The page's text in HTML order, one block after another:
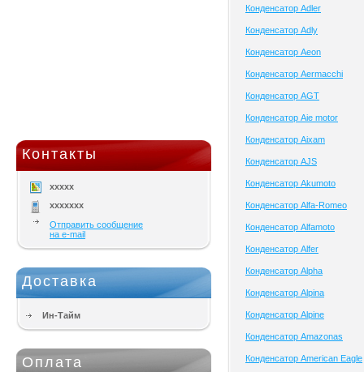
Контакты
xxxxx
xxxxxxx
Отправить сообщение
на e-mail
Доставка
Ин-Тайм
Оплата
Конденсатор Adler
Конденсатор Adly
Конденсатор Aeon
Конденсатор Aermacchi
Конденсатор AGT
Конденсатор Aie motor
Конденсатор Aixam
Конденсатор AJS
Конденсатор Akumoto
Конденсатор Alfa-Romeo
Конденсатор Alfamoto
Конденсатор Alfer
Конденсатор Alpha
Конденсатор Alpina
Конденсатор Alpine
Конденсатор Amazonas
Конденсатор American Eagle